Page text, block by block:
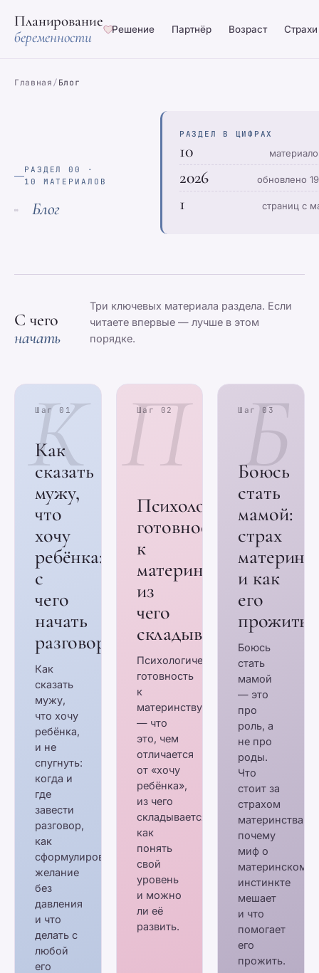
Планирование
беременности
Решение Партнёр Возраст Страхи
Главная / Блог
РАЗДЕЛ 00 ·
10 МАТЕРИАЛОВ
Блог
РАЗДЕЛ В ЦИФРАХ
10
2026 обновлено
1 страниц с
С чего
начать
Три ключевых материала раздела. Если
читаете впервые — лучше в этом
порядке.
Шаг 01
К
Как
сказать
мужу,
что
хочу
ребёнка:
с
чего
начать
разговор
Как
сказать
мужу,
что хочу
ребёнка,
и не
спугнуть:
когда и
где
завести
разговор,
как
сформулировать
желание
без
давления
и что
делать с
любой
его
Шаг 02
П
Психологическая
готовность
к
материнству:
из
чего
складывается
Психологическая
готовность
к
материнству
— что
это, чем
отличается
от «хочу
ребёнка»,
из чего
складывается,
как
понять
свой
уровень
и можно
ли её
развить.
Шаг 03
Б
Боюсь
стать
мамой:
страх
и как
его
прожить
Боюсь
стать
мамой
— это
про
роль, а
не про
роды.
Что
стоит за
страхом
материнства,
почему
миф о
материнском
инстинкте
мешает
и что
помогает
его
прожить.